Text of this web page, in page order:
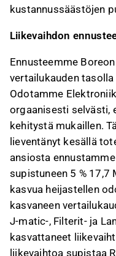
kustannussäästöjen
Liikevaihdon
Ennusteemme
vertailukauden tasolla
Odotamme
orgaanisesti selvästi,
kehitystä mukaillen.
lieventänyt kesällä
ansiosta
supistuneen 5 % 17,7
kasvua heijastellen
kasvaneen
J-matic-, Filterit- ja
kasvattaneet
liikevaihtoa supistaa